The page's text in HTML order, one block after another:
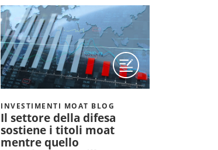
INVESTIMENTI MOAT BLOG
Il settore della difesa
sostiene i titoli moat
mentre quello